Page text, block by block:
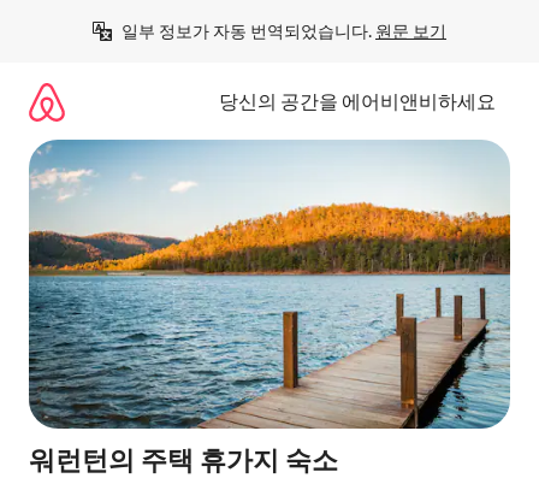
일부 정보가 자동 번역되었습니다. 원문 보기
당신의 공간을 에어비앤비하세요
워런턴의 주택 휴가지 숙소